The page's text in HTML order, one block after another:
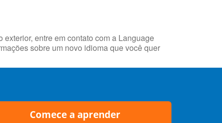
entre em contato com a Language
sobre um novo idioma que você quer
Comece a aprender